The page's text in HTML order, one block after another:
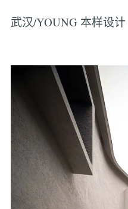
武汉/YOUNG 本样设计